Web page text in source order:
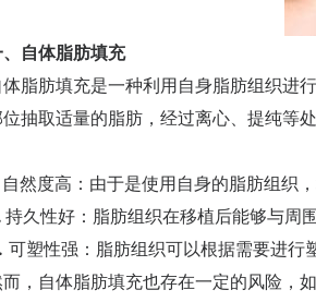
自体脂肪填充
肪填充是一种利用自身脂肪组织进行
抽取适量的脂肪，经过离心、提纯等
自然度高：由于是使用自身的脂肪组织
持久性好：脂肪组织在移植后能够与周
可塑性强：脂肪组织可以根据需要进行
自体脂肪填充也存在一定的风险，如